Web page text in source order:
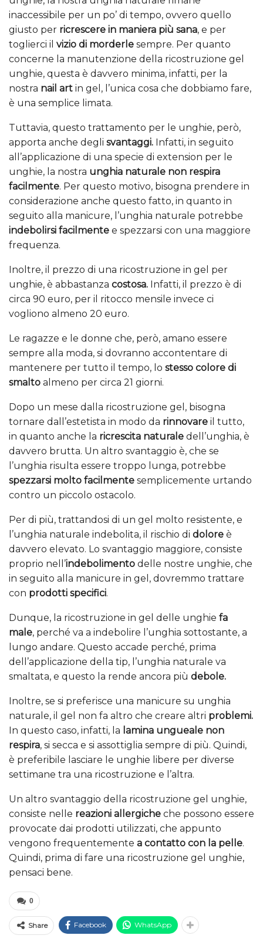
inaccessibile per un po’ di tempo, ovvero quello
giusto per ricrescere in maniera più sana, e per
toglierci il vizio di morderle sempre. Per quanto
concerne la manutenzione della ricostruzione gel
unghie, questa è davvero minima, infatti, per la
nostra nail art in gel, l’unica cosa che dobbiamo fare,
è una semplice limata.
Tuttavia, questo trattamento per le unghie, però,
apporta anche degli svantaggi. Infatti, in seguito
all’applicazione di una specie di extension per le
unghie, la nostra unghia naturale non respira
facilmente. Per questo motivo, bisogna prendere in
considerazione anche questo fatto, in quanto in
seguito alla manicure, l’unghia naturale potrebbe
indebolirsi facilmente e spezzarsi con una maggiore
frequenza.
Inoltre, il prezzo di una ricostruzione in gel per
unghie, è abbastanza costosa. Infatti, il prezzo è di
circa 90 euro, per il ritocco mensile invece ci
vogliono almeno 20 euro.
Le ragazze e le donne che, però, amano essere
sempre alla moda, si dovranno accontentare di
mantenere per tutto il tempo, lo stesso colore di
smalto almeno per circa 21 giorni.
Dopo un mese dalla ricostruzione gel, bisogna
tornare dall’estetista in modo da rinnovare il tutto,
in quanto anche la ricrescita naturale dell’unghia, è
davvero brutta. Un altro svantaggio è, che se
l’unghia risulta essere troppo lunga, potrebbe
spezzarsi molto facilmente semplicemente urtando
contro un piccolo ostacolo.
Per di più, trattandosi di un gel molto resistente, e
l’unghia naturale indebolita, il rischio di dolore è
davvero elevato. Lo svantaggio maggiore, consiste
proprio nell’indebolimento delle nostre unghie, che
in seguito alla manicure in gel, dovremmo trattare
con prodotti specifici.
Dunque, la ricostruzione in gel delle unghie fa
male, perché va a indebolire l’unghia sottostante, a
lungo andare. Questo accade perché, prima
dell’applicazione della tip, l’unghia naturale va
smaltata, e questo la rende ancora più debole.
Inoltre, se si preferisce una manicure su unghia
naturale, il gel non fa altro che creare altri problemi.
In questo caso, infatti, la lamina ungueale non
respira, si secca e si assottiglia sempre di più. Quindi,
è preferibile lasciare le unghie libere per diverse
settimane tra una ricostruzione e l’altra.
Un altro svantaggio della ricostruzione gel unghie,
consiste nelle reazioni allergiche che possono essere
provocate dai prodotti utilizzati, che appunto
vengono frequentemente a contatto con la pelle.
Quindi, prima di fare una ricostruzione gel unghie,
pensaci bene.
0
Share Facebook WhatsApp